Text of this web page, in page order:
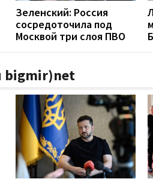
Зеленский: Россия
сосредоточила под
Москвой три слоя ПВО
bigmir)net